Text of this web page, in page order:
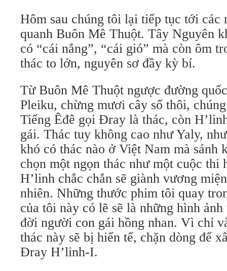
Hôm sau chúng tôi lại tiếp tục tới các
quanh Buôn Mê Thuột. Tây Nguyên
có “cái nắng”, “cái gió” mà còn ôm
thác to lớn, nguyên sơ đầy kỳ bí.
Từ Buôn Mê Thuột ngược đường
Pleiku, chừng mươi cây số thôi,
Tiếng Êđê gọi Đray là thác, còn
gái. Thác tuy không cao như Yaly,
khó có thác nào ở Việt Nam mà sánh
chọn một ngọn thác như một cuộc thi
H’linh chắc chắn sẽ giành vương
nhiên. Những thước phim tôi quay
của tôi này có lẽ sẽ là những hình
đời người con gái hồng nhan. Vì chỉ
thác này sẽ bị hiến tế, chặn dòng để
Đray H’linh-I.